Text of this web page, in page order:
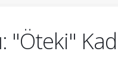
"Öteki"